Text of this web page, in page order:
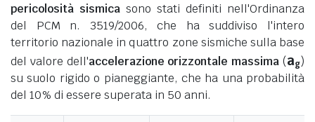
pericolosità sismica sono stati definiti nell'Ordinanza
del PCM n. 3519/2006, che ha suddiviso l'intero
territorio nazionale in quattro zone sismiche sulla base
del valore dell'accelerazione orizzontale massima (ag)
su suolo rigido o pianeggiante, che ha una probabilità
del 10% di essere superata in 50 anni.